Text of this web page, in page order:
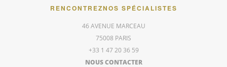
RENCONTREZNOS SPÉCIALISTES
46 AVENUE MARCEAU
75008 PARIS
+33 1 47 20 36 59
NOUS CONTACTER